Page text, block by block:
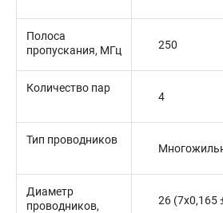
Полоса
пропускания, МГц
250
Количество пар
4
Тип проводников
Диаметр
проводников,
26 (7x0,165